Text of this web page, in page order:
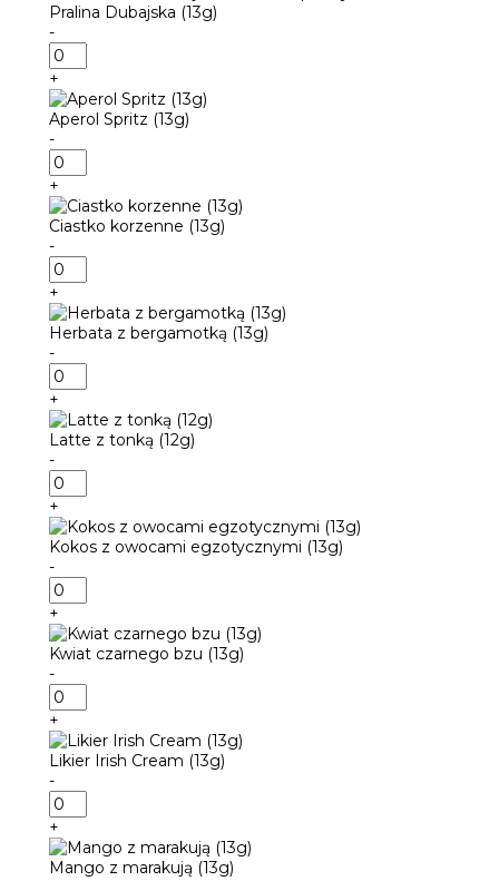
Pralina Dubajska (13g)
-
ilość
Pralina
Dubajska
(13g)
+
Aperol Spritz (13g)
-
ilość
Aperol
Spritz
(13g)
+
Ciastko korzenne (13g)
-
ilość
Ciastko
korzenne
(13g)
+
Herbata z bergamotką (13g)
-
ilość
Herbata
z
bergamotką
(13g)
+
Latte z tonką (12g)
-
ilość
Latte
z
tonką
(12g)
+
Kokos z owocami egzotycznymi (13g)
-
ilość
Kokos
z
owocami
egzotycznymi
(13g)
+
Kwiat czarnego bzu (13g)
-
ilość
Kwiat
czarnego
bzu
(13g)
+
Likier Irish Cream (13g)
-
ilość
Likier
Irish
Cream
+
Mango z marakują (13g)